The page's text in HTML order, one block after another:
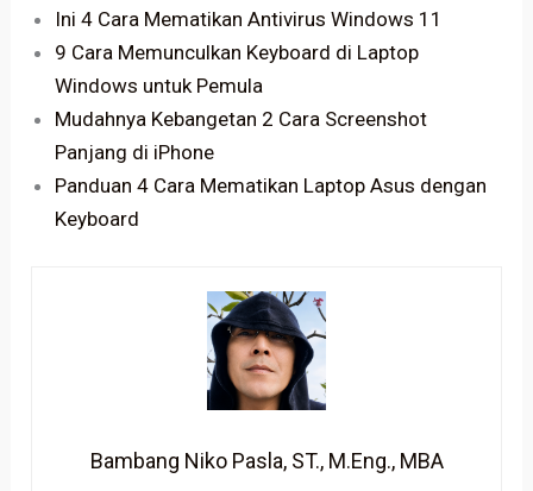
Ini 4 Cara Mematikan Antivirus Windows 11
9 Cara Memunculkan Keyboard di Laptop
Windows untuk Pemula
Mudahnya Kebangetan 2 Cara Screenshot
Panjang di iPhone
Panduan 4 Cara Mematikan Laptop Asus dengan
Keyboard
Bambang Niko Pasla, ST., M.Eng., MBA